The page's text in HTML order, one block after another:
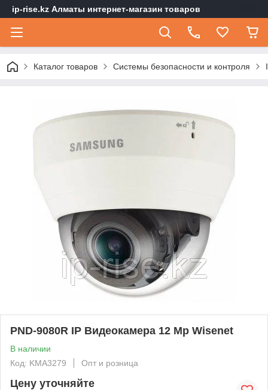
ip-rise.kz Алматы интернет-магазин товаров
Каталог товаров Системы безопасности и контроля
PND-9080R IP Видеокамера 12 Mp Wisenet
В наличии
Код: KMА3279
Опт и розница
Цену уточняйте